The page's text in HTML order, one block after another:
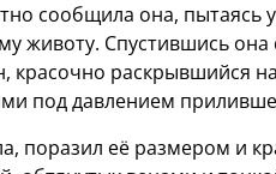
сообщила она, пытаясь
животу. Спустившись она
раскрывшийся
под давлением
поразил её размером и